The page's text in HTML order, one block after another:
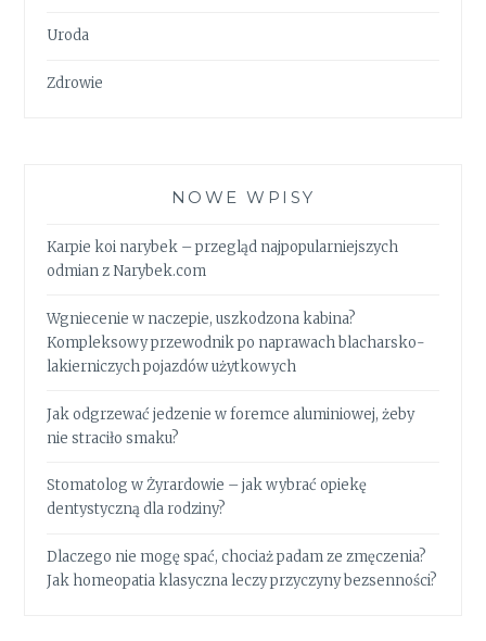
Uroda
Zdrowie
NOWE WPISY
Karpie koi narybek – przegląd najpopularniejszych
odmian z Narybek.com
Wgniecenie w naczepie, uszkodzona kabina?
Kompleksowy przewodnik po naprawach blacharsko-
lakierniczych pojazdów użytkowych
Jak odgrzewać jedzenie w foremce aluminiowej, żeby
nie straciło smaku?
Stomatolog w Żyrardowie – jak wybrać opiekę
dentystyczną dla rodziny?
Dlaczego nie mogę spać, chociaż padam ze zmęczenia?
Jak homeopatia klasyczna leczy przyczyny bezsenności?